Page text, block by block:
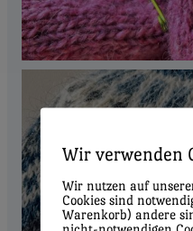
Wir verwenden
Wir nutzen auf
Cookies sind
Warenkorb) andere